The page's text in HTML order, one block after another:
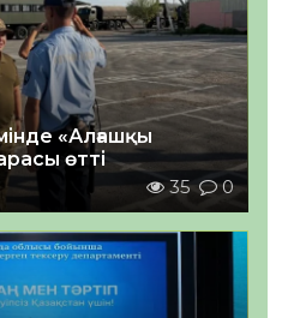
«Алғашқы
өтті
35 0